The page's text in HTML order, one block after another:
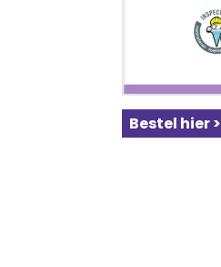
Bestel hier >